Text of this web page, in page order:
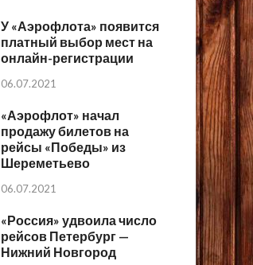
У «Аэрофлота» появится
платный выбор мест на
онлайн-регистрации
06.07.2021
«Аэрофлот» начал
продажу билетов на
рейсы «Победы» из
Шереметьево
06.07.2021
«Россия» удвоила число
рейсов Петербург —
Нижний Новгород